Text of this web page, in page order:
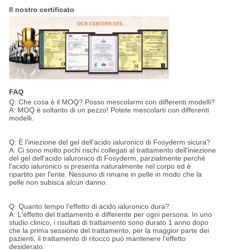
Il nostro certificato
FAQ
Q: Che cosa è il MOQ? Posso mescolarmi con differenti modelli?
A: MOQ è soltanto di un pezzo! Potete mescolarti con differenti
modelli.
Q: È l'iniezione del gel dell'acido ialuronico di Fosyderm sicura?
A: Ci sono molto pochi rischi collegati al trattamento dell'iniezione
del gel dell'acido ialuronico di Fosyderm, parzialmente perché
l'acido ialuronico si presenta naturalmente nel corpo ed è
ripartito per l'ente. Nessuno di rimane in pelle in modo che la
pelle non subisca alcun danno.
Q: Quanto tempo l'effetto di acido ialuronico dura?
A: L'effetto del trattamento è differente per ogni persona. In uno
studio clinico, i risultati di trattamento sono durato 1 anno dopo
che la prima sessione del trattamento, per la maggior parte dei
pazienti, il trattamento di ritocco può mantenere l'effetto
desiderato.